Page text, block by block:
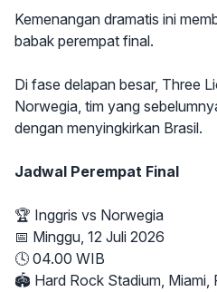
Kemenangan dramatis ini
babak perempat final.
Di fase delapan besar, Three
Norwegia, tim yang
dengan menyingkirkan Brasil.
Jadwal Perempat Final
🏆 Inggris vs Norwegia
📅 Minggu, 12 Juli 2026
🕓 04.00 WIB
🏟 Hard Rock Stadium, Miami,